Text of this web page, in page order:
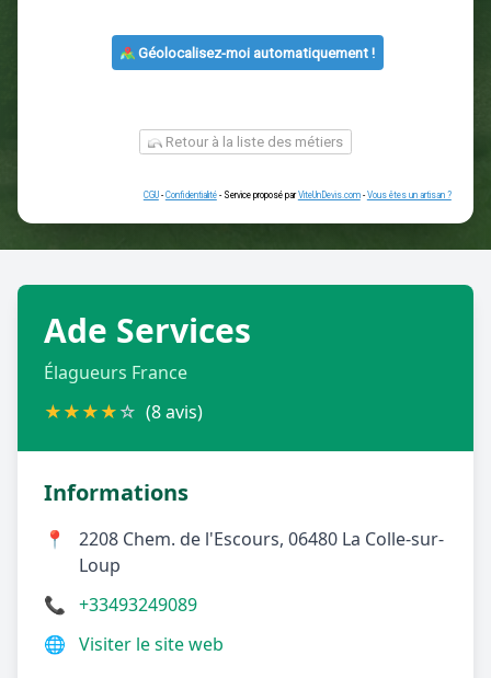
ou
Retour à la liste des métiers
CGU -
Ade Services
Élagueurs France
★★★★☆ (8 avis)
Informations
📍
2208 Chem. de l'Escours, 06480 La Colle-sur-
Loup
📞 +33493249089
🌐 Visiter le site web